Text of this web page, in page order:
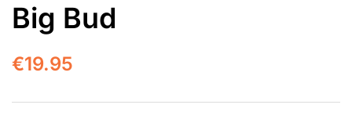
Big Bud
€19.95